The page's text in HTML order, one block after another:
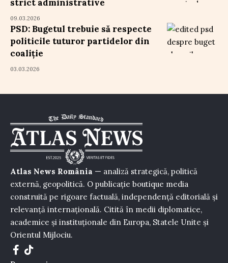
strict administrative
09.03.2026
PSD: Bugetul trebuie să respecte
politicile tuturor partidelor din
coaliție
03.03.2026
Atlas News România — analiză strategică, politică
externă, geopolitică. O publicație boutique media
construită pe rigoare factuală, independență editorială și
relevanță internațională. Citită în medii diplomatice,
academice și instituționale din Europa, Statele Unite și
Orientul Mijlociu.